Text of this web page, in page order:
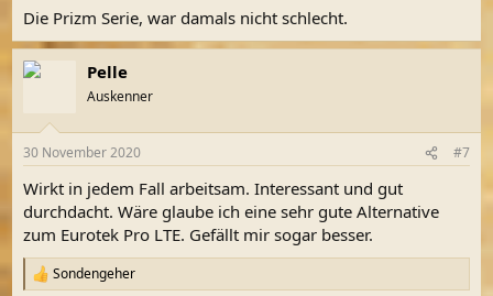
:
Die Prizm Serie, war damals nicht schlecht.
Pelle
Auskenner
30 November 2020 #7
Wirkt in jedem Fall arbeitsam. Interessant und gut
durchdacht. Wäre glaube ich eine sehr gute Alternative
zum Eurotek Pro LTE. Gefällt mir sogar besser.
R
Sondengeher